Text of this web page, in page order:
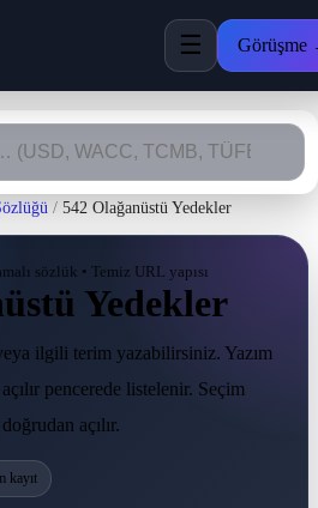
☰
/ 542 Olağanüstü Yedekler
sözlük • Temiz URL yapısı
Yedekler
ilgili terim yazabilirsiniz. Yazım
pencerede listelenir. Seçim
açılır.
kayıt